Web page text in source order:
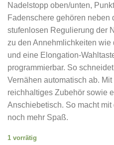
Nadelstopp oben/unten,
Fadenschere gehören neben
stufenlosen Regulierung der
zu den Annehmlichkeiten
und eine Elongation-
programmierbar. So
Vernähen automatisch ab.
reichhaltiges Zubehör sowie
Anschiebetisch. So macht
noch mehr Spaß.
1 vorrätig